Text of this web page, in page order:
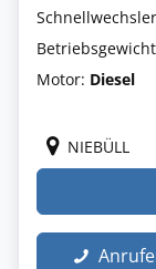
Motor: Diesel
NIEBÜLL